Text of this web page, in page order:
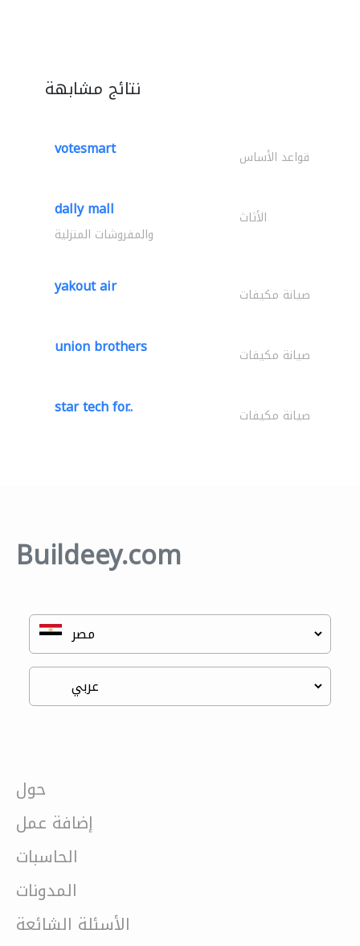
نتائج مشابهة
votesmart قواعد الأساس
dally mall الأثاث
والمفروشات المنزلية
yakout air صيانة مكيفات
union brothers صيانة مكيفات
star tech for.. صيانة مكيفات
Buildeey.com
حول
إضافة عمل
الحاسبات
المدونات
الأسئلة الشائعة